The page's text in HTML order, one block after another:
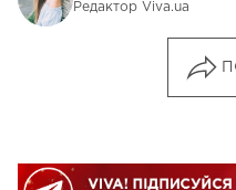
Редактор Viva.ua